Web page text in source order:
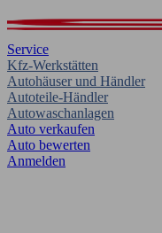
Service
Kfz-Werkstätten
Autohäuser und Händler
Autoteile-Händler
Autowaschanlagen
Auto verkaufen
Auto bewerten
Anmelden